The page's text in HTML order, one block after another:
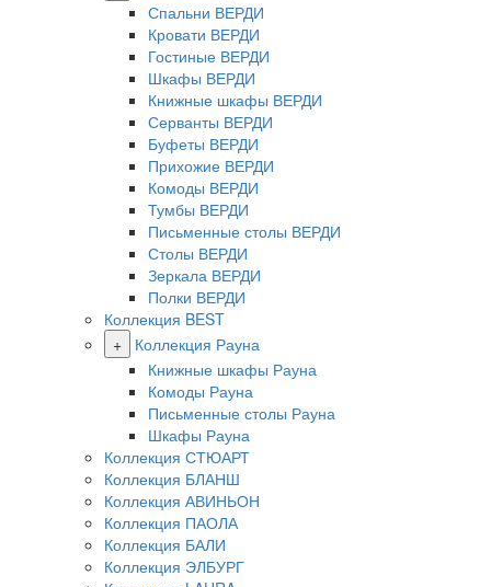
Спальни ВЕРДИ
Кровати ВЕРДИ
Гостиные ВЕРДИ
Шкафы ВЕРДИ
Книжные шкафы ВЕРДИ
Серванты ВЕРДИ
Буфеты ВЕРДИ
Прихожие ВЕРДИ
Комоды ВЕРДИ
Тумбы ВЕРДИ
Письменные столы ВЕРДИ
Столы ВЕРДИ
Зеркала ВЕРДИ
Полки ВЕРДИ
Коллекция BEST
+
Коллекция Рауна
Книжные шкафы Рауна
Комоды Рауна
Письменные столы Рауна
Шкафы Рауна
Коллекция СТЮАРТ
Коллекция БЛАНШ
Коллекция АВИНЬОН
Коллекция ПАОЛА
Коллекция БАЛИ
Коллекция ЭЛБУРГ